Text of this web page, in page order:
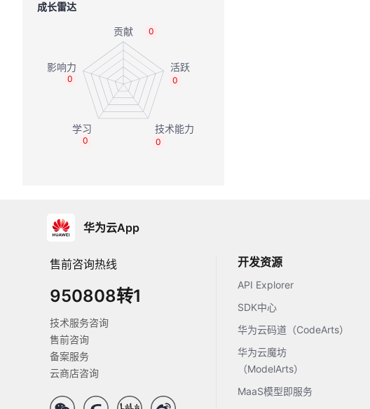
成长雷达
0
0
0
0
0
华为云App
售前咨询热线
950808转1
技术服务咨询
售前咨询
备案服务
云商店咨询
开发资源
API Explorer
SDK中心
华为云码道（CodeArts）
华为云魔坊
（ModelArts）
MaaS模型即服务